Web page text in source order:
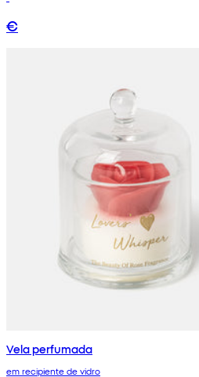
€
Vela perfumada
em recipiente de vidro